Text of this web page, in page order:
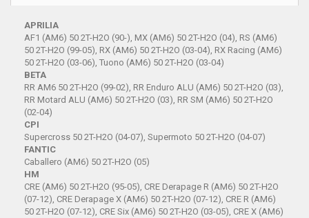
APRILIA
AF1 (AM6) 50 2T-H2O (90-), MX (AM6) 50 2T-H2O (04), RS (AM6)
50 2T-H2O (99-05), RX (AM6) 50 2T-H2O (03-04), RX Racing (AM6)
50 2T-H2O (03-06), Tuono (AM6) 50 2T-H2O (03-04)
BETA
RR AM6 50 2T-H2O (99-02), RR Enduro ALU (AM6) 50 2T-H2O (03),
RR Motard ALU (AM6) 50 2T-H2O (03), RR SM (AM6) 50 2T-H2O
(02-04)
CPI
Supercross 50 2T-H2O (04-07), Supermoto 50 2T-H2O (04-07)
FANTIC
Caballero (AM6) 50 2T-H2O (05)
HM
CRE (AM6) 50 2T-H2O (95-05), CRE Derapage R (AM6) 50 2T-H2O
(07-12), CRE Derapage X (AM6) 50 2T-H2O (07-12), CRE R (AM6)
50 2T-H2O (07-12), CRE Six (AM6) 50 2T-H2O (03-05), CRE X (AM6)